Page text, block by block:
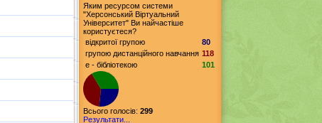
Яким ресурсом системи
"Херсонський Віртуальний
Університет" Ви найчастіше
користуєтеся?
відкритої групою
80
групою дистанційного навчання 118
е - бібліотекою
101
Всього голосів: 299
Результати...